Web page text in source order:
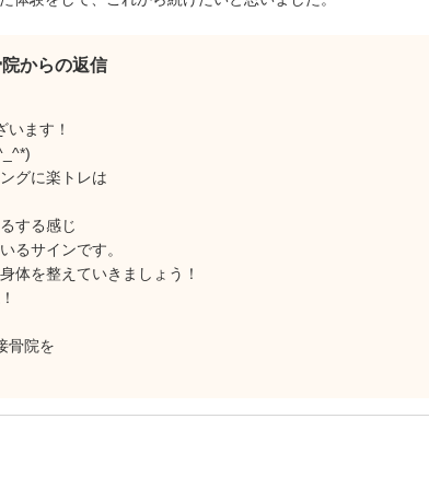
からの返信
ます！
グに楽トレは
する感じ
るサインです。
体を整えていきましょう！
骨院を